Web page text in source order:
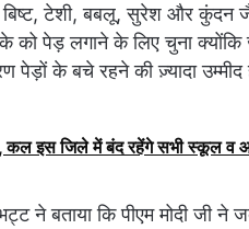
बिष्ट, टेशी, बबलू, सुरेश और कुंदन
को पेड़ लगाने के लिए चुना
के बचे रहने की ज़्यादा उम्मीद
कल इस जिले में बंद रहेंगे सभी स्कूल व
भट्ट ने बताया कि पीएम मोदी